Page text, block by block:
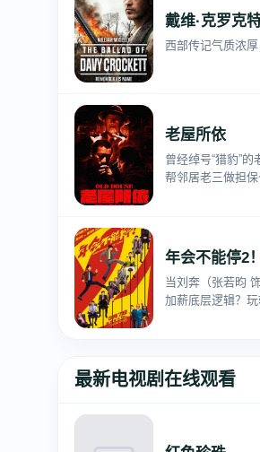
戴维·克罗克
西部传记气质浓
老屋所依
曾经绰号“猎豹”
帮邻居老三做担
年会不能停2
当刘奔（张若昀
加薪底层逻辑？玩
最新电视剧在线观看